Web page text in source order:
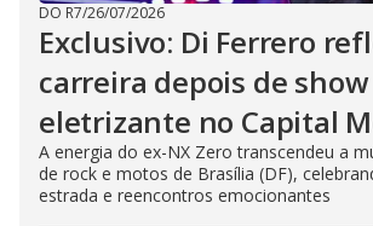
DO R7/26/07/2026
Exclusivo: Di Ferrero
carreira depois de show
eletrizante no Capital
A energia do ex-NX Zero transcendeu a
de rock e motos de Brasília (DF),
estrada e reencontros emocionantes